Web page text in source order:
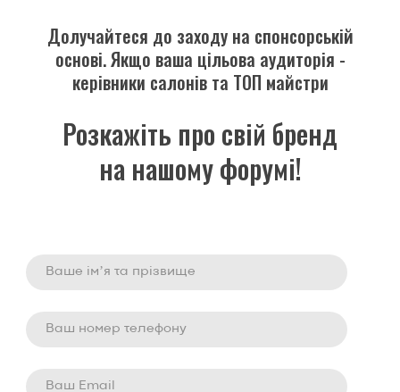
Долучайтеся до заходу на спонсорській
основі. Якщо ваша цільова аудиторія -
керівники салонів та ТОП майстри
Розкажіть про свій бренд
на нашому форумі!